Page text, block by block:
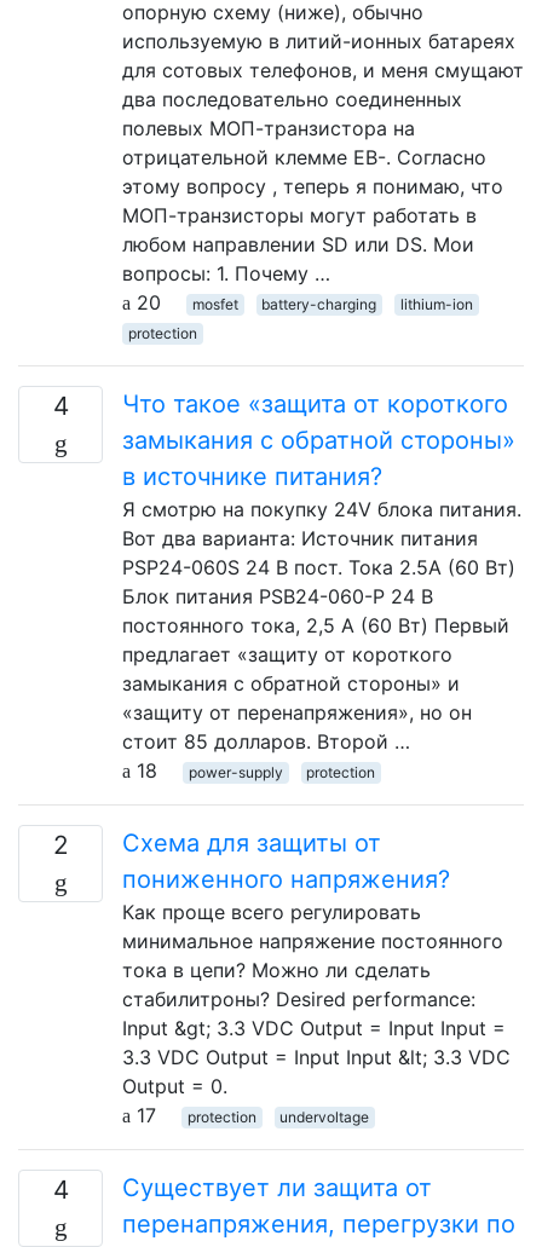
опорную схему (ниже), обычно
используемую в литий-ионных батареях
для сотовых телефонов, и меня смущают
два последовательно соединенных
полевых МОП-транзистора на
отрицательной клемме EB-. Согласно
этому вопросу , теперь я понимаю, что
МОП-транзисторы могут работать в
любом направлении SD или DS. Мои
вопросы: 1. Почему …
20
mosfet battery-charging
lithium-ion
protection
4
Что такое «защита от короткого
замыкания с обратной стороны»
в источнике питания?
Я смотрю на покупку 24V блока питания.
Вот два варианта: Источник питания
PSP24-060S 24 В пост. Тока 2.5A (60 Вт)
Блок питания PSB24-060-P 24 В
постоянного тока, 2,5 А (60 Вт) Первый
предлагает «защиту от короткого
замыкания с обратной стороны» и
«защиту от перенапряжения», но он
стоит 85 долларов. Второй …
18
power-supply protection
2
Схема для защиты от
пониженного напряжения?
Как проще всего регулировать
минимальное напряжение постоянного
тока в цепи? Можно ли сделать
стабилитроны? Desired performance:
Input &gt; 3.3 VDC Output = Input Input =
3.3 VDC Output = Input Input &lt; 3.3 VDC
Output = 0.
17
protection undervoltage
4
Существует ли защита от
перенапряжения, перегрузки по